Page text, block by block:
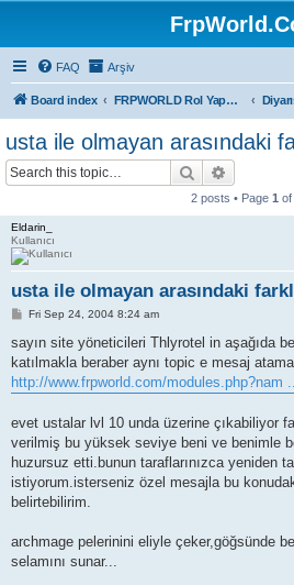
FAQ Arşiv
Board index FRPWORLD Rol Yapma Oyunları
usta ile olmayan arasındaki
Search
2 posts • Page 1 of
Eldarin_
Kullanıcı
usta ile olmayan arasındaki
P
s
t
Fri Sep 24, 2004 8:24 am
sayın site yöneticileri Thlyrotel in aşağıda
katılmakla beraber aynı topic e mesaj
http://www.frpworld.com/modules.php?nam
evet ustalar lvl 10 unda üzerine çıkabiliyor
verilmiş bu yüksek seviye beni ve benimle
huzursuz etti.bunun taraflarınızca yeniden
istiyorum.isterseniz özel mesajla bu
belirtebilirim.
archmage pelerinini eliyle çeker,göğsünde
selamını sunar...